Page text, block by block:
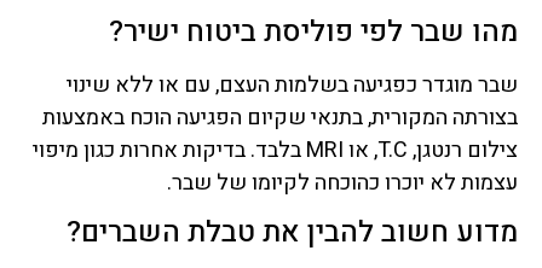
מהו שבר לפי פוליסת ביטוח ישיר?
שבר מוגדר כפגיעה בשלמות העצם, עם או ללא שינוי
בצורתה המקורית, בתנאי שקיום הפגיעה הוכח באמצעות
צילום רנטגן, T.C, או MRI בלבד. בדיקות אחרות כגון מיפוי
עצמות לא יוכרו כהוכחה לקיומו של שבר.
מדוע חשוב להבין את טבלת השברים?